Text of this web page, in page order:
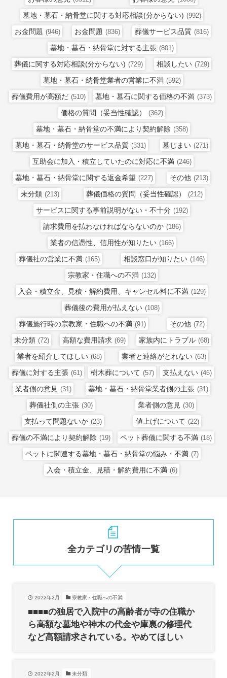
墓地・墓石・納骨堂に関する対応相談(分からない) (992)
お金問題 (946) お金問題 (836) 葬儀サービス品質 (816)
墓地・墓石・納骨堂に対する主張 (801)
葬儀に関する対応相談(分からない) (729) 相談したい (729)
墓地・墓石・納骨堂業者の営業に不満 (592)
葬儀費用が高額だ (510) 墓地・墓石に関する価格の不満 (373)
価格の質問（妥当性確認） (362)
墓地・墓石・納骨堂の不満により契約解除 (358)
墓地・墓石・納骨堂のサービス品質 (331) 墓じまい (271)
互助会に加入・積立していたのに対応に不満 (246)
墓地・墓石・納骨堂に関する返金希望 (227) その他 (213)
未分類 (213) 葬儀価格の質問（妥当性確認） (212)
サービスに関する事前説明がない・不十分 (192)
請求費用を払わなければならないのか (186)
業者の信憑性、信用性が知りたい (166)
葬儀社の営業に不満 (165) 相談窓口が知りたい (146)
宗教家・住職への不満 (132)
入会・積立金、見積・解約費用、キャンセル料に不満 (129)
葬儀後の費用が払えない (108)
葬儀施行時の宗教家・住職への不満 (91) その他 (72)
未分類 (72) 高額な費用請求 (69) 家族内にトラブル (68)
業者を紹介してほしい (68) 業者と連絡がとれない (63)
葬儀に対する主張 (61) 樹木葬について (57) 支払えない (46)
業者側の意見 (31) 墓地・墓石・納骨堂業者側の主張 (31)
葬儀社側の主張 (30) 業者側の意見 (30)
支払って問題ないか (23) 値上げについて (22)
葬儀の不満により契約解除 (19) ペット葬儀に関する不満 (18)
ペットに関連する墓地・墓石・納骨堂の悩み・不満 (7)
入会・積立金、見積・解約費用に不満 (6)
全カテゴリの苦情一覧
2022年2月 宗教家・住職への不満
■■■■の独居で入院中の高齢者が寺の住職か
ら高額な墓地や神木の代金や庫裏の修理代
など高額請求されている。やめてほしい
2022年2月 未分類